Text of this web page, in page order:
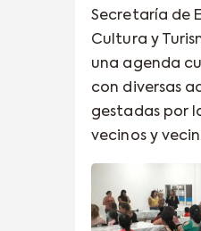
Secretaría de
Cultura y
una agenda
con diversas
gestadas por
vecinos y